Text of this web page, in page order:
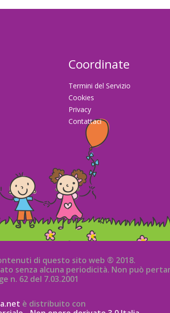
Coordinate
Termini del Servizio
Cookies
Privacy
Contattaci
di questo sito web ® 2018.
senza alcuna periodicità. Non può
n. 62 del 7.03.2001
è distribuito con